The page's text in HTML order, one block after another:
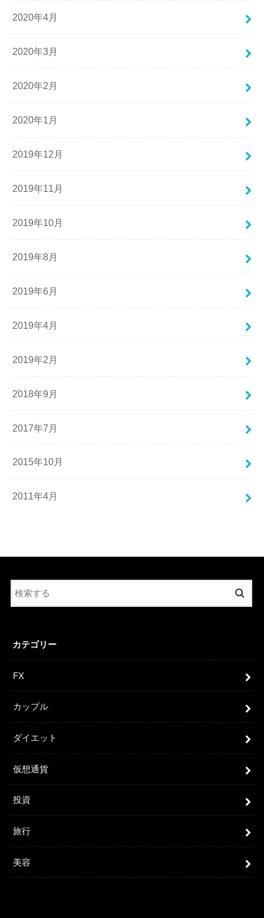
2020年4月
2020年3月
2020年2月
2020年1月
2019年12月
2019年11月
2019年10月
2019年8月
2019年6月
2019年4月
2019年2月
2018年9月
2017年7月
2015年10月
2011年4月
カテゴリー
FX
カップル
ダイエット
仮想通貨
投資
旅行
美容